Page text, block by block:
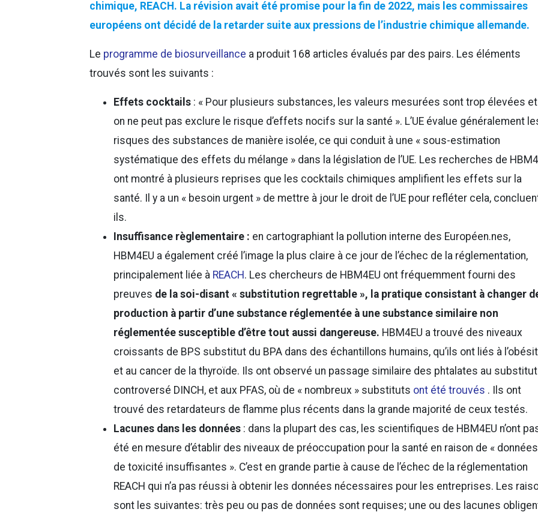
chimique, REACH. La révision avait été promise pour la fin de 2022, mais les commissaires
européens ont décidé de la retarder suite aux pressions de l’industrie chimique allemande.
Le programme de biosurveillance a produit 168 articles évalués par des pairs. Les éléments
trouvés sont les suivants :
Effets cocktails : « Pour plusieurs substances, les valeurs mesurées sont trop élevées et
on ne peut pas exclure le risque d’effets nocifs sur la santé ». L’UE évalue généralement
risques des substances de manière isolée, ce qui conduit à une « sous-estimation
systématique des effets du mélange » dans la législation de l’UE. Les recherches de
ont montré à plusieurs reprises que les cocktails chimiques amplifient les effets sur la
santé. Il y a un « besoin urgent » de mettre à jour le droit de l’UE pour refléter cela,
ils.
Insuffisance règlementaire : en cartographiant la pollution interne des Européen.nes,
HBM4EU a également créé l’image la plus claire à ce jour de l’échec de la réglementation,
principalement liée à REACH . Les chercheurs de HBM4EU ont fréquemment fourni des
preuves de la soi-disant « substitution regrettable », la pratique consistant à changer
production à partir d’une substance réglementée à une substance similaire non
réglementée susceptible d’être tout aussi dangereuse. HBM4EU a trouvé des niveaux
croissants de BPS substitut du BPA dans des échantillons humains, qu’ils ont liés à
et au cancer de la thyroïde. Ils ont observé un passage similaire des phtalates au substitut
controversé DINCH, et aux PFAS, où de « nombreux » substituts ont été trouvés . Ils ont
trouvé des retardateurs de flamme plus récents dans la grande majorité de ceux testés.
Lacunes dans les données : dans la plupart des cas, les scientifiques de HBM4EU n’ont
été en mesure d’établir des niveaux de préoccupation pour la santé en raison de « données
de toxicité insuffisantes ». C’est en grande partie à cause de l’échec de la réglementation
REACH qui n’a pas réussi à obtenir les données nécessaires pour les entreprises. Les
sont les suivantes: très peu ou pas de données sont requises; une ou des lacunes